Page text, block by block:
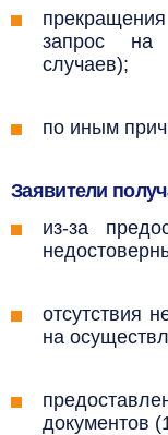
запрос на
случаев);
по иным
Заявители
из-за
отсутствия
на
документов